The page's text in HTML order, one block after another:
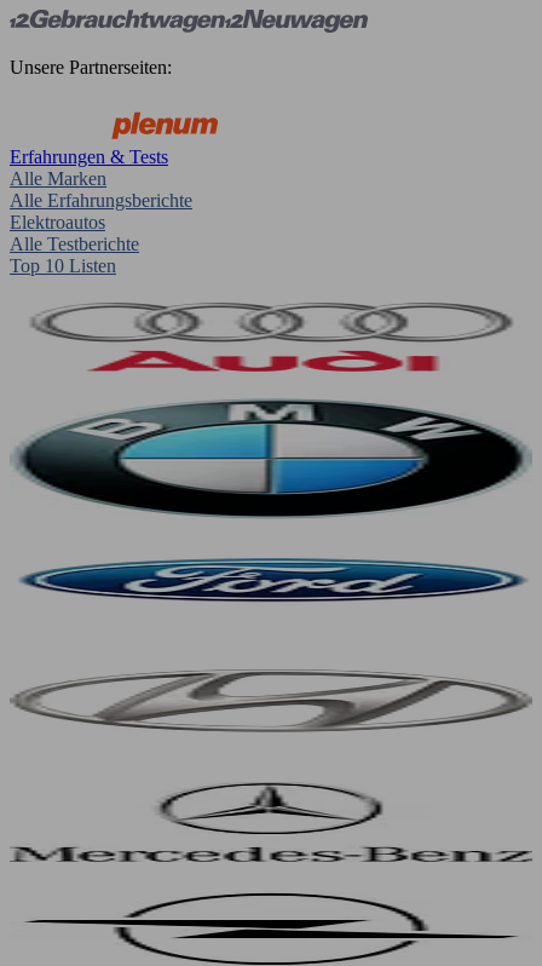
Unsere Partnerseiten:
Erfahrungen & Tests
Alle Marken
Alle Erfahrungsberichte
Elektroautos
Alle Testberichte
Top 10 Listen